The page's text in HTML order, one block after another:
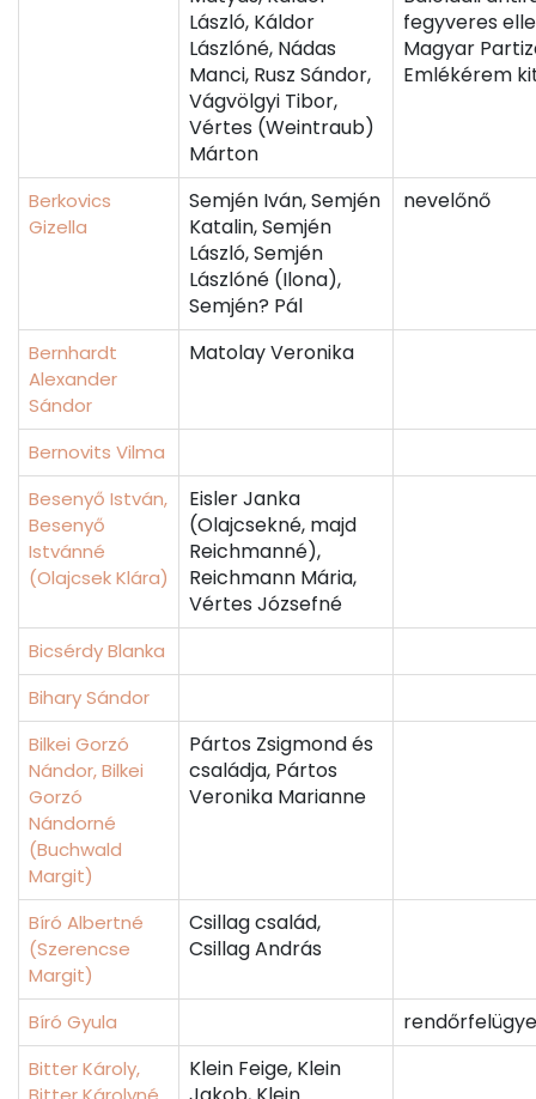
László, Káldor
Lászlóné, Nádas
Manci, Rusz Sándor,
Vágvölgyi Tibor,
Vértes (Weintraub)
Márton
fegyveres
Magyar
Emlékérem
Berkovics
Gizella
Semjén Iván, Semjén
Katalin, Semjén
László, Semjén
Lászlóné (Ilona),
Semjén? Pál
nevelőnő
Bernhardt
Alexander
Sándor
Matolay Veronika
Bernovits Vilma
Besenyő István,
Besenyő
Istvánné
(Olajcsek Klára)
Eisler Janka
(Olajcsekné, majd
Reichmanné),
Reichmann Mária,
Vértes Józsefné
Bicsérdy Blanka
Bihary Sándor
Bilkei Gorzó
Nándor, Bilkei
Gorzó
Nándorné
(Buchwald
Margit)
Pártos Zsigmond és
családja, Pártos
Veronika Marianne
Bíró Albertné
(Szerencse
Margit)
Csillag család,
Csillag András
Bíró Gyula
Bitter Károly,
Klein Feige, Klein